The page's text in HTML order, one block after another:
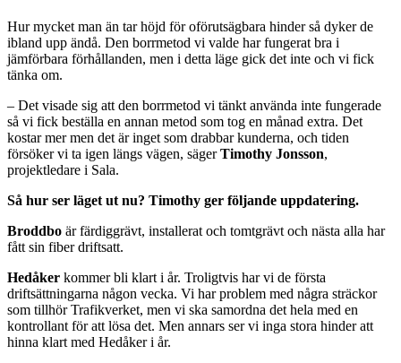
Hur mycket man än tar höjd för oförutsägbara hinder så dyker de
ibland upp ändå. Den borrmetod vi valde har fungerat bra i
jämförbara förhållanden, men i detta läge gick det inte och vi fick
tänka om.
– Det visade sig att den borrmetod vi tänkt använda inte fungerade
så vi fick beställa en annan metod som tog en månad extra. Det
kostar mer men det är inget som drabbar kunderna, och tiden
försöker vi ta igen längs vägen, sägerTimothy Jonsson,
projektledare i Sala.
Så hur ser läget ut nu? Timothy ger följande uppdatering.
Broddbo är färdiggrävt, installerat och tomtgrävt och nästa alla har
fått sin fiber driftsatt.
Hedåker kommer bli klart i år. Troligtvis har vi de första
driftsättningarna någon vecka. Vi har problem med några sträckor
som tillhör Trafikverket, men vi ska samordna det hela med en
kontrollant för att lösa det. Men annars ser vi inga stora hinder att
hinna klart med Hedåker i år.